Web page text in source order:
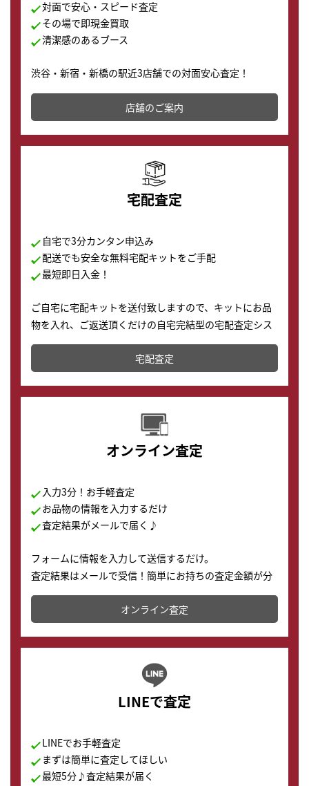
対面で安心・スピード査定
その場で即現金買取
清潔感のあるブース
渋谷・新宿・新橋の駅近3店舗での対面安心査定！
その場で現金買取致します。渋谷本店では、時計販売の
店舗を併設しており、下取りに出してお得に新しい時計
の購入もできます♪
店舗のご案内
宅配査定
自宅で3分カンタン申込み
配送でも安全な無料宅配キットをご手配
最短即日入金！
ご自宅に宅配キットを送付致しますので、キットにお品
物を入れ、ご返送頂くだけの自宅完結型の宅配査定シス
テムです。
配送でも簡単&安全に査定・買取に出すことが可能で
す。
宅配査定
オンライン査定
入力3分！お手軽査定
お品物の情報を入力するだけ
査定結果がメールで届く♪
フォームに情報を入力して送信するだけ。
査定結果はメールで受信！簡単にお持ちの査定金額が分
かります。
オンライン査定
LINEで査定
LINEでお手軽査定
まずは簡単に査定してほしい
最短5分♪査定結果が届く